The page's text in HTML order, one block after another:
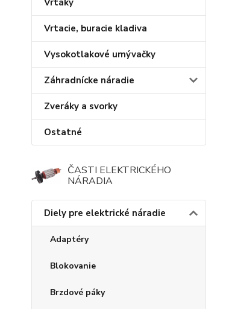
Vrtáky
Vrtacie, buracie kladiva
Vysokotlakové umývačky
Záhradnícke náradie
Zveráky a svorky
Ostatné
ČASTI ELEKTRICKÉHO
NÁRADIA
Diely pre elektrické náradie
Adaptéry
Blokovanie
Brzdové páky